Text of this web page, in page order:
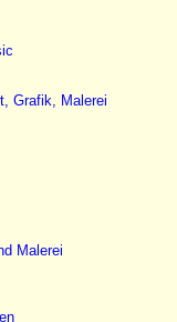
Grafik, Malerei
Malerei